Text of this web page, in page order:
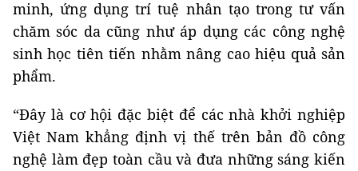
minh, ứng dụng trí tuệ nhân tạo trong tư vấn
chăm sóc da cũng như áp dụng các công nghệ
sinh học tiên tiến nhằm nâng cao hiệu quả sản
phẩm.
“Đây là cơ hội đặc biệt để các nhà khởi nghiệp
Việt Nam khẳng định vị thế trên bản đồ công
nghệ làm đẹp toàn cầu và đưa những sáng kiến